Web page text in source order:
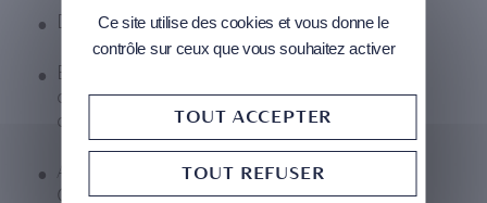
Due diligence interne
Exécutions de transactions sur la plupart
des bourses et dans toutes les classes
d’actifs
Accès direct à la salle des marchés de la
CMB
Ce site utilise des cookies et vous donne le
contrôle sur ceux que vous souhaitez activer
TOUT ACCEPTER
TOUT REFUSER